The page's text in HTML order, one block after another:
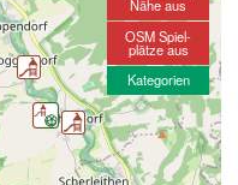
Nähe aus
OSM Spiel-
plätze aus
Kategorien